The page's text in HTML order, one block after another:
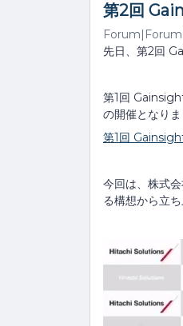
第2回
先日、第2回
第1回
の開催となりま
第1回
今回は、株式
る構想から立